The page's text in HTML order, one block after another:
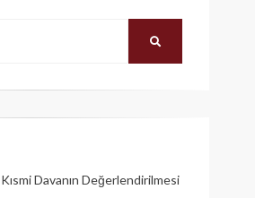
Davanın Değerlendirilmesi